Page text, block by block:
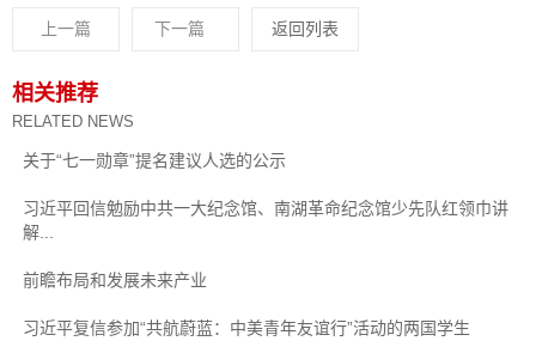
上一篇 下一篇 返回列表
相关推荐
RELATED NEWS
关于“七一勋章”提名建议人选的公示
习近平回信勉励中共一大纪念馆、南湖革命纪念馆少先队红领巾讲
解...
前瞻布局和发展未来产业
习近平复信参加“共航蔚蓝：中美青年友谊行”活动的两国学生